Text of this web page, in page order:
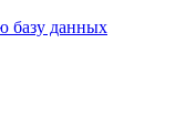
базу данных